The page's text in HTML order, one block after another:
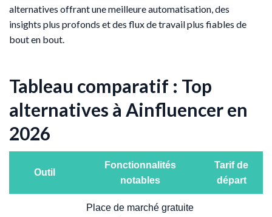
alternatives offrant une meilleure automatisation, des
insights plus profonds et des flux de travail plus fiables de
bout en bout.
Tableau comparatif : Top
alternatives à Ainfluencer en
2026
Outil
Fonctionnalités
notables
Tarif de
départ
Place de marché gratuite